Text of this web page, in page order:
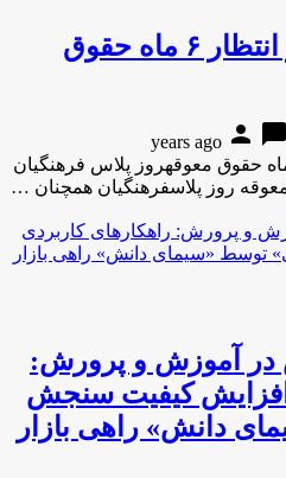
فرهنگیان همچنان در انتظار ۶ ماه حقوق
person chat_bubble
همچنان در انتظار ۶ ماه حقوق معوقهروز پلاس فرهنگیان
آموزش و پرورش:
افزایش کیفیت سنجش
دانش» راهی بازار